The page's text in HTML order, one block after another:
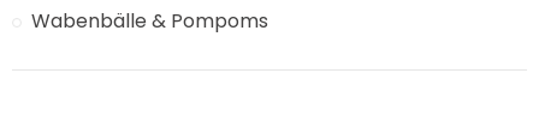
Wabenbälle & Pompoms